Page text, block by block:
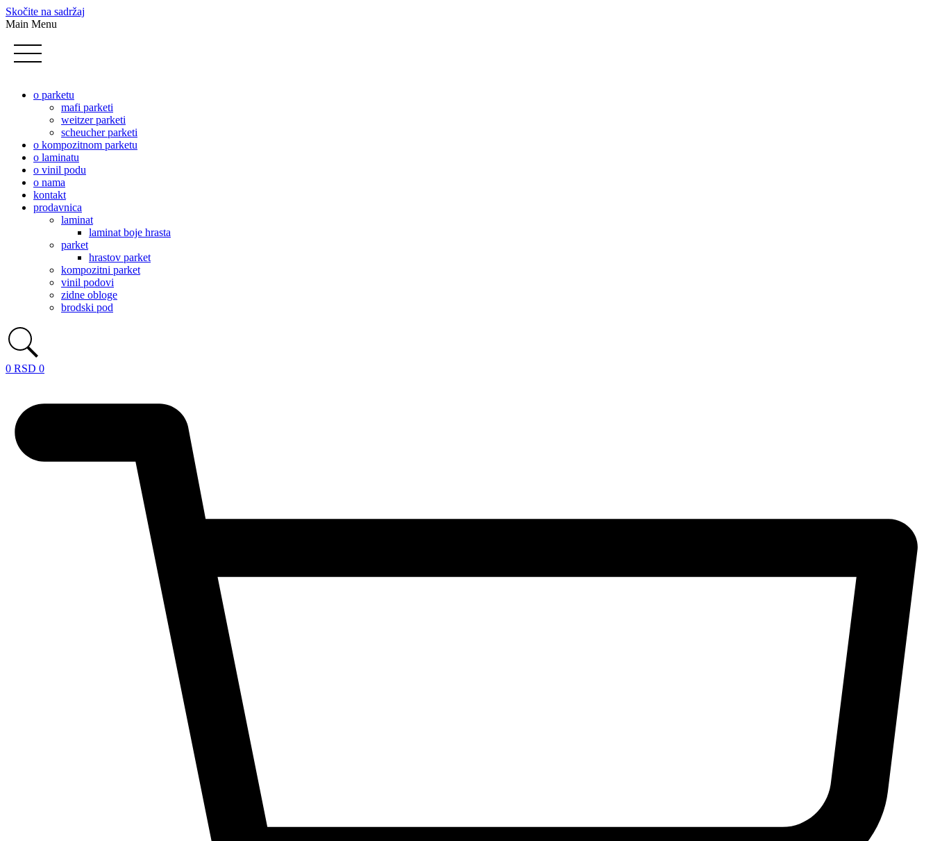
Skočite na sadržaj
Main Menu
o parketu
mafi parketi
weitzer parketi
scheucher parketi
o kompozitnom parketu
o laminatu
o vinil podu
o nama
kontakt
prodavnica
laminat
laminat boje hrasta
parket
hrastov parket
kompozitni parket
vinil podovi
zidne obloge
brodski pod
0 RSD 0